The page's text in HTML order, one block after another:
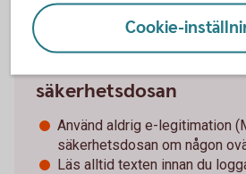
säkerhetsdosan
Använd aldrig e-legitimation
säkerhetsdosan om någon
Läs alltid texten innan du
Cookie-